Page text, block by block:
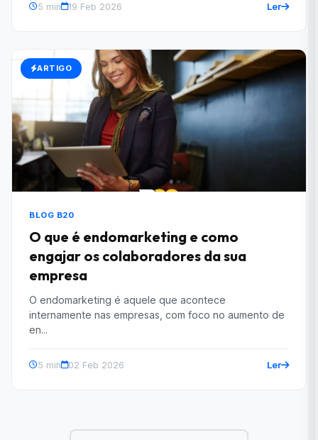
5 min 19 Feb 2026 Ler
ARTIGO
BLOG B20
O que é endomarketing e como
engajar os colaboradores da sua
empresa
O endomarketing é aquele que acontece
internamente nas empresas, com foco no aumento de
en...
5 min 02 Feb 2026 Ler